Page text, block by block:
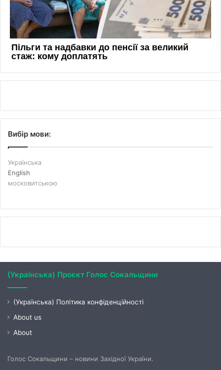
Вибір мови:
Українська
English
московитською
(Українська) Проєкт Голос Сокальщини
(Українська) Політика конфіденційності
About us
About
Голос Сокальщини – новини Західної України.